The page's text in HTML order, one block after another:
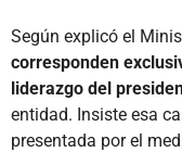
Según explicó el
corresponden
liderazgo del
entidad. Insiste esa
presentada por el